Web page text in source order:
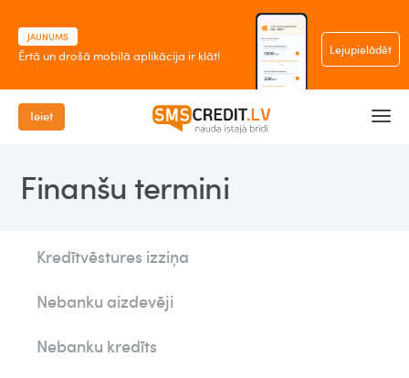
JAUNUMS
Ērtā un drošā mobilā aplikācija ir klāt! Lejupielādēt
Ieiet
Finanšu termini
Kredītvēstures izziņa
Nebanku aizdevēji
Nebanku kredīts